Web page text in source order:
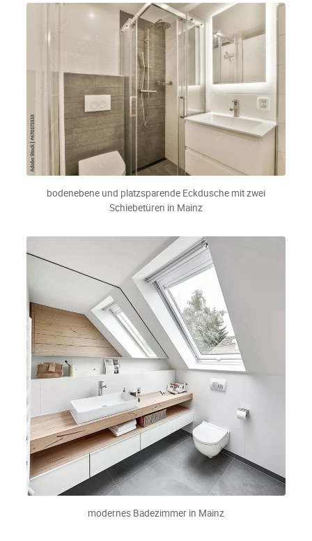
bodenebene und platzsparende Eckdusche mit zwei
Schiebetüren in Mainz
modernes Badezimmer in Mainz